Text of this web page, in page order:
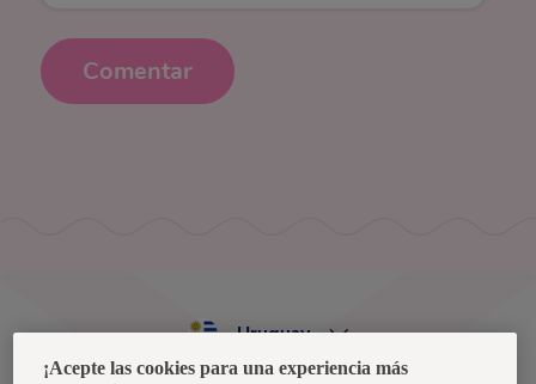
Comentar
Uruguay
¡Acepte las cookies para una experiencia más